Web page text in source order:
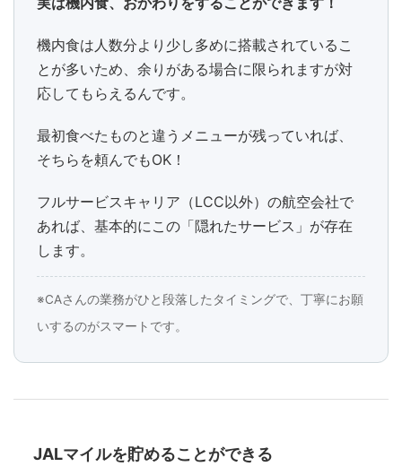
機内食は人数分より少し多めに搭載されているこ
とが多いため、余りがある場合に限られますが対
応してもらえるんです。
最初食べたものと違うメニューが残っていれば、
そちらを頼んでもOK！
フルサービスキャリア（LCC以外）の航空会社で
あれば、基本的にこの「隠れたサービス」が存在
します。
※CAさんの業務がひと段落したタイミングで、丁寧にお願
いするのがスマートです。
JALマイルを貯めることができる